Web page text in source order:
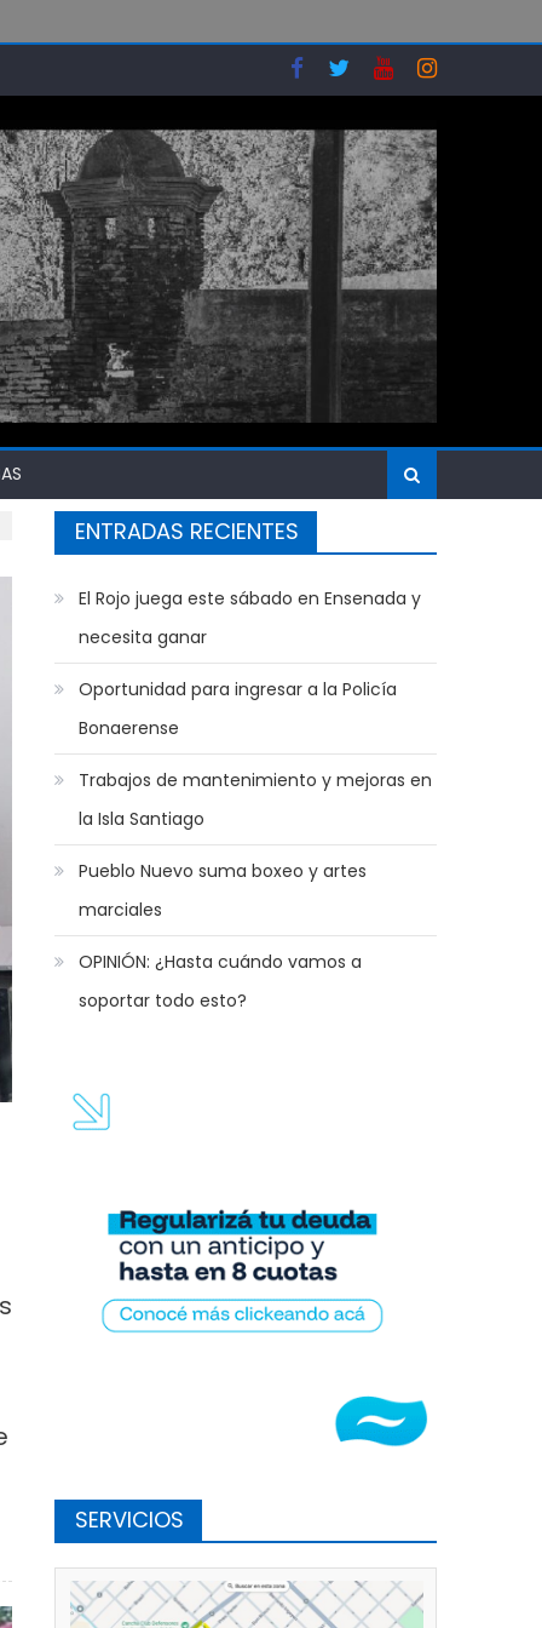
a establecimientos educativos
ENTRADAS RECIENTES
El Rojo juega este sábado en Ensenada y
necesita ganar
Oportunidad para ingresar a la Policía
Bonaerense
Trabajos de mantenimiento y mejoras en
la Isla Santiago
Pueblo Nuevo suma boxeo y artes
marciales
OPINIÓN: ¿Hasta cuándo vamos a
soportar todo esto?
SERVICIOS